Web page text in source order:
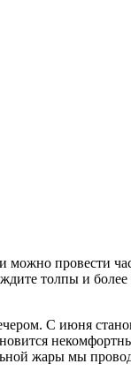
провести
толпы и
С июня
жары мы